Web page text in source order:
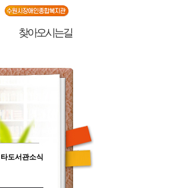
찾아오시는길
타도서관소식